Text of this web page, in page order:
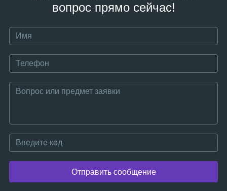
вопрос прямо сейчас!
Отправить сообщение